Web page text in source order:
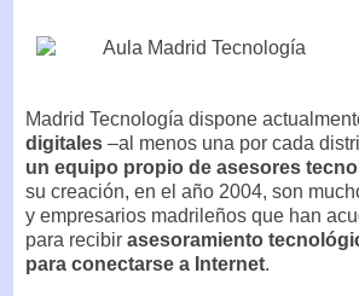
Madrid Tecnología dispone
digitales –al menos una por cada
un equipo propio de asesores
su creación, en el año 2004, son
y empresarios madrileños que han
para recibir asesoramiento
para conectarse a Internet.